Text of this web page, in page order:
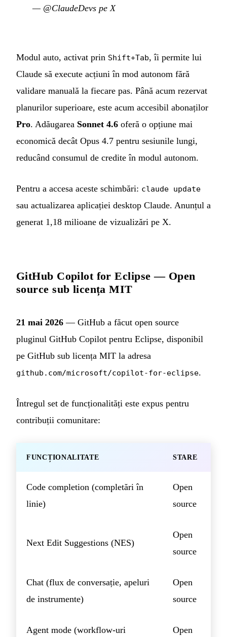
— @ClaudeDevs pe X
Modul auto, activat prin Shift+Tab, îi permite lui
Claude să execute acțiuni în mod autonom fără
validare manuală la fiecare pas. Până acum rezervat
planurilor superioare, este acum accesibil abonaților
Pro. Adăugarea Sonnet 4.6 oferă o opțiune mai
economică decât Opus 4.7 pentru sesiunile lungi,
reducând consumul de credite în modul autonom.
Pentru a accesa aceste schimbări: claude update
sau actualizarea aplicației desktop Claude. Anunțul a
generat 1,18 milioane de vizualizări pe X.
GitHub Copilot for Eclipse — Open
source sub licența MIT
21 mai 2026 — GitHub a făcut open source
pluginul GitHub Copilot pentru Eclipse, disponibil
pe GitHub sub licența MIT la adresa
github.com/microsoft/copilot-for-eclipse.
Întregul set de funcționalități este expus pentru
contribuții comunitare:
FUNCȚIONALITATE STARE
Code completion (completări în
linie)
Open
source
Next Edit Suggestions (NES)
Open
source
Chat (flux de conversație, apeluri
de instrumente)
Open
source
Agent mode (workflow-uri
Open